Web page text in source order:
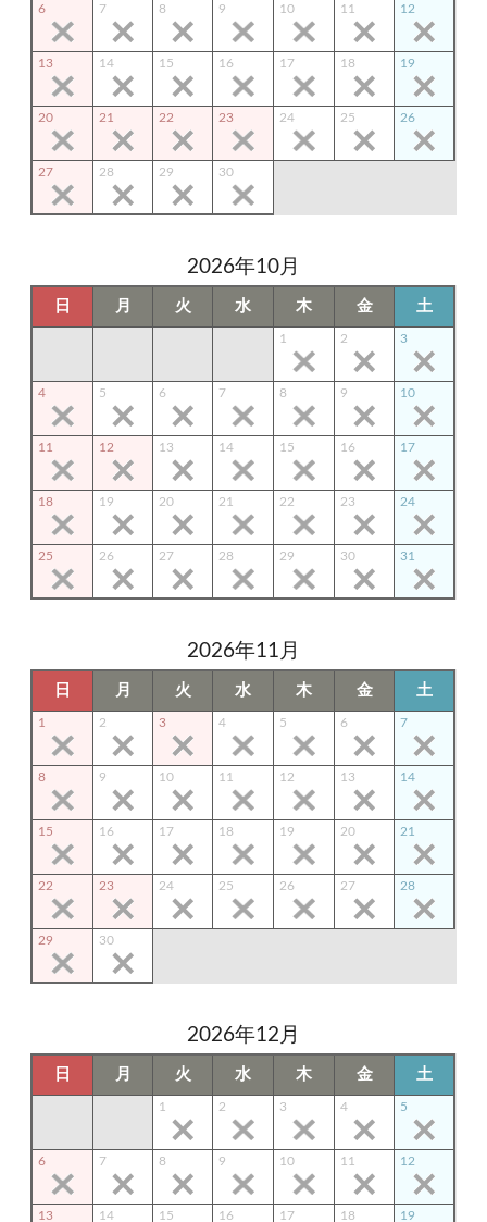
6 7 8 9 10 11 12
13 14 15 16 17 18 19
20 21 22 23 24 25 26
27 28 29 30
2026年10月
日 月 火 水 木 金 土
1 2 3
4 5 6 7 8 9 10
11 12 13 14 15 16 17
18 19 20 21 22 23 24
25 26 27 28 29 30 31
2026年11月
日 月 火 水 木 金 土
1 2 3 4 5 6 7
8 9 10 11 12 13 14
15 16 17 18 19 20 21
22 23 24 25 26 27 28
29 30
2026年12月
日 月 火 水 木 金 土
1 2 3 4 5
6 7 8 9 10 11 12
13 14 15 16 17 18 19